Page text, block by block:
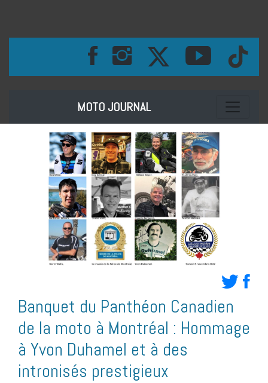
MOTO JOURNAL Toggle
Banquet du Panthéon Canadien
de la moto à Montréal : Hommage
à Yvon Duhamel et à des
intronisés prestigieux